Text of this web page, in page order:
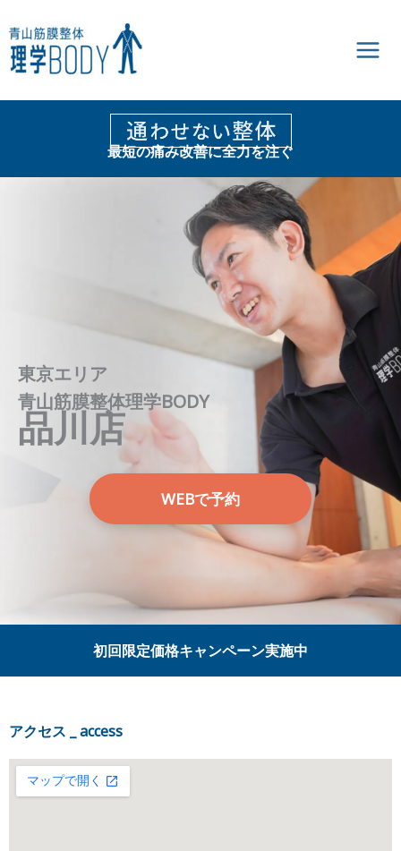
容
を
ス
最短の痛み改善に全力を注ぐ
東京エリア
青山筋膜整体理学BODY
品川店
WEBで予約
初回限定価格キャンペーン実施中
アクセス _ access